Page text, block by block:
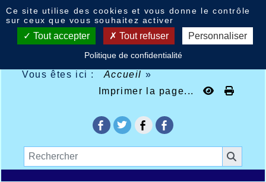
Vous êtes ici : Accueil »
Imprimer la page...
Ce site utilise des cookies et vous donne le contrôle
sur ceux que vous souhaitez activer
Tout accepter Tout refuser Personnaliser
Politique de confidentialité